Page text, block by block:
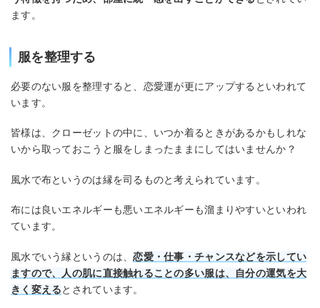
ます。
服を整理する
必要のない服を整理すると、恋愛運が更にアップするといわれて
います。
皆様は、クローゼットの中に、いつか着るときがあるかもしれな
いから取っておこうと服をしまったままにしてはいませんか？
風水で布というのは縁を司るものと考えられています。
布には良いエネルギーも悪いエネルギーも溜まりやすいといわれ
ています。
風水でいう縁というのは、恋愛・仕事・チャンスなどを示してい
ますので、人の肌に直接触れることの多い服は、自分の運気を大
きく変えるとされています。